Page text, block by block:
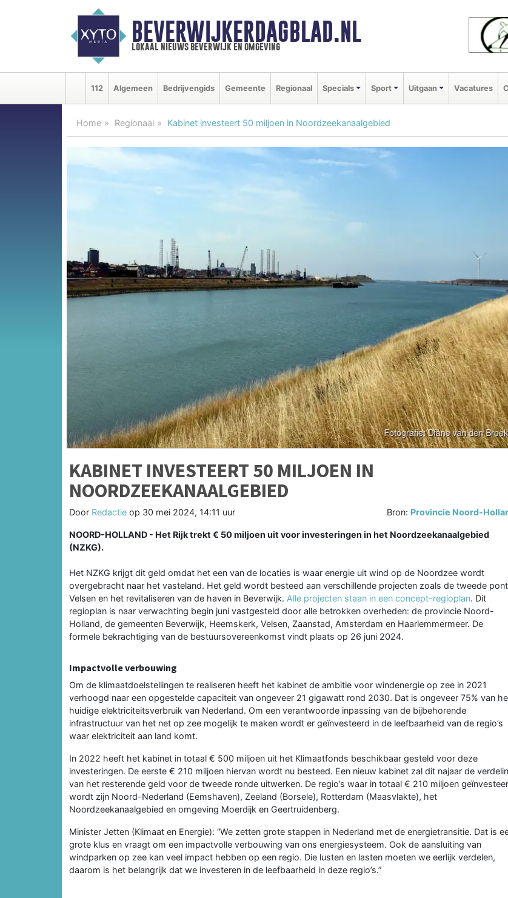
BEVERWIJKERDAGBLAD.NL
lokaal nieuws beverwijk en omgeving
112 Algemeen Bedrijvengids Gemeente Regionaal Specials Sport Uitgaan Vacatures
Home Regionaal Kabinet investeert 50 miljoen in Noordzeekanaalgebied
KABINET INVESTEERT 50 MILJOEN IN
NOORDZEEKANAALGEBIED
Door Redactie op 30 mei 2024, 14:11 uur Bron: Provincie Noord-
NOORD-HOLLAND - Het Rijk trekt € 50 miljoen uit voor investeringen in het Noordzeekanaalgebied
(NZKG).
Het NZKG krijgt dit geld omdat het een van de locaties is waar energie uit wind op de Noordzee wordt
overgebracht naar het vasteland. Het geld wordt besteed aan verschillende projecten zoals de tweede pont
Velsen en het revitaliseren van de haven in Beverwijk. Alle projecten staan in een concept-regioplan. Dit
regioplan is naar verwachting begin juni vastgesteld door alle betrokken overheden: de provincie Noord-
Holland, de gemeenten Beverwijk, Heemskerk, Velsen, Zaanstad, Amsterdam en Haarlemmermeer. De
formele bekrachtiging van de bestuursovereenkomst vindt plaats op 26 juni 2024.
Impactvolle verbouwing
Om de klimaatdoelstellingen te realiseren heeft het kabinet de ambitie voor windenergie op zee in 2021
verhoogd naar een opgestelde capaciteit van ongeveer 21 gigawatt rond 2030. Dat is ongeveer 75% van
huidige elektriciteitsverbruik van Nederland. Om een verantwoorde inpassing van de bijbehorende
infrastructuur van het net op zee mogelijk te maken wordt er geïnvesteerd in de leefbaarheid van de regio’s
waar elektriciteit aan land komt.
In 2022 heeft het kabinet in totaal € 500 miljoen uit het Klimaatfonds beschikbaar gesteld voor deze
investeringen. De eerste € 210 miljoen hiervan wordt nu besteed. Een nieuw kabinet zal dit najaar de
van het resterende geld voor de tweede ronde uitwerken. De regio’s waar in totaal € 210 miljoen
wordt zijn Noord-Nederland (Eemshaven), Zeeland (Borsele), Rotterdam (Maasvlakte), het
Noordzeekanaalgebied en omgeving Moerdijk en Geertruidenberg.
Minister Jetten (Klimaat en Energie): “We zetten grote stappen in Nederland met de energietransitie. Dat is
grote klus en vraagt om een impactvolle verbouwing van ons energiesysteem. Ook de aansluiting van
windparken op zee kan veel impact hebben op een regio. Die lusten en lasten moeten we eerlijk verdelen,
daarom is het belangrijk dat we investeren in de leefbaarheid in deze regio’s.”